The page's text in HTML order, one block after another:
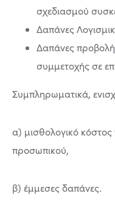
σχεδιασμού
Δαπάνες
Δαπάνες
συμμετοχής σε
Συμπληρωματικά,
α) μισθολογικό
προσωπικού,
β) έμμεσες δαπάνες.